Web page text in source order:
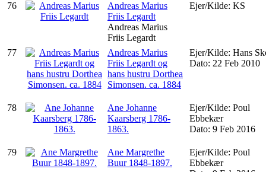
76
Andreas Marius
Friis Legardt
Andreas Marius
Friis Legardt
Ejer/Kilde: KS
77
Andreas Marius
Friis Legardt og
hans hustru Dorthea
Simonsen. ca. 1884
Ejer/Kilde: Hans
Dato: 22 Feb 2010
78
Ane Johanne
Kaarsberg 1786-
1863.
Ejer/Kilde: Poul
Ebbekær
Dato: 9 Feb 2016
79
Ane Margrethe
Buur 1848-1897.
Ejer/Kilde: Poul
Ebbekær